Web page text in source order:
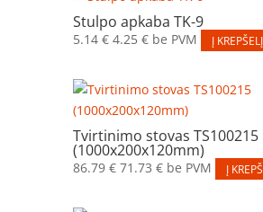
Stulpo apkaba TK-9
5.14 € 4.25 €be PVM Į KREPŠELĮ
Tvirtinimo stovas TS100215
(1000x200x120mm)
86.79 € 71.73 €be PVM Į